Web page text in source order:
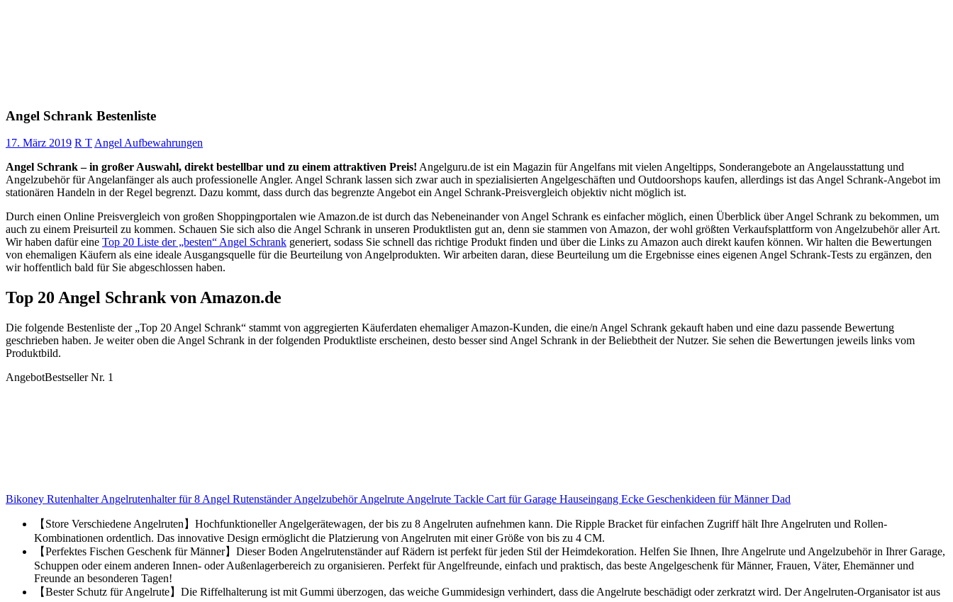
Angel Schrank Bestenliste
17. März 2019 R TAngel Aufbewahrungen
Angel Schrank – in großer Auswahl, direkt bestellbar und zu einem attraktiven Preis! Angelguru.de ist ein Magazin für Angelfans mit vielen Angeltipps, Sonderangebote an Angelausstattung und
Angelzubehör für Angelanfänger als auch professionelle Angler. Angel Schrank lassen sich zwar auch in spezialisierten Angelgeschäften und Outdoorshops kaufen, allerdings ist das Angel Schrank-Angebot im
stationären Handeln in der Regel begrenzt. Dazu kommt, dass durch das begrenzte Angebot ein Angel Schrank-Preisvergleich objektiv nicht möglich ist.
Durch einen Online Preisvergleich von großen Shoppingportalen wie Amazon.de ist durch das Nebeneinander von Angel Schrank es einfacher möglich, einen Überblick über Angel Schrank zu bekommen, um
auch zu einem Preisurteil zu kommen. Schauen Sie sich also die Angel Schrank in unseren Produktlisten gut an, denn sie stammen von Amazon, der wohl größten Verkaufsplattform von Angelzubehör aller Art.
Wir haben dafür eine Top 20 Liste der „besten“ Angel Schrank generiert, sodass Sie schnell das richtige Produkt finden und über die Links zu Amazon auch direkt kaufen können. Wir halten die Bewertungen
von ehemaligen Käufern als eine ideale Ausgangsquelle für die Beurteilung von Angelprodukten. Wir arbeiten daran, diese Beurteilung um die Ergebnisse eines eigenen Angel Schrank-Tests zu ergänzen, den
wir hoffentlich bald für Sie abgeschlossen haben.
Top 20 Angel Schrank von Amazon.de
Die folgende Bestenliste der „Top 20 Angel Schrank“ stammt von aggregierten Käuferdaten ehemaliger Amazon-Kunden, die eine/n Angel Schrank gekauft haben und eine dazu passende Bewertung
geschrieben haben. Je weiter oben die Angel Schrank in der folgenden Produktliste erscheinen, desto besser sind Angel Schrank in der Beliebtheit der Nutzer. Sie sehen die Bewertungen jeweils links vom
Produktbild.
AngebotBestseller Nr. 1
Bikoney Rutenhalter Angelrutenhalter für 8 Angel Rutenständer Angelzubehör Angelrute Angelrute Tackle Cart für Garage Hauseingang Ecke Geschenkideen für Männer Dad
【Store Verschiedene Angelruten】Hochfunktioneller Angelgerätewagen, der bis zu 8 Angelruten aufnehmen kann. Die Ripple Bracket für einfachen Zugriff hält Ihre Angelruten und Rollen-
Kombinationen ordentlich. Das innovative Design ermöglicht die Platzierung von Angelruten mit einer Größe von bis zu 4 CM.
【Perfektes Fischen Geschenk für Männer】Dieser Boden Angelrutenständer auf Rädern ist perfekt für jeden Stil der Heimdekoration. Helfen Sie Ihnen, Ihre Angelrute und Angelzubehör in Ihrer Garage,
Schuppen oder einem anderen Innen- oder Außenlagerbereich zu organisieren. Perfekt für Angelfreunde, einfach und praktisch, das beste Angelgeschenk für Männer, Frauen, Väter, Ehemänner und
Freunde an besonderen Tagen!
【Bester Schutz für Angelrute】Die Riffelhalterung ist mit Gummi überzogen, das weiche Gummidesign verhindert, dass die Angelrute beschädigt oder zerkratzt wird. Der Angelruten-Organisator ist aus